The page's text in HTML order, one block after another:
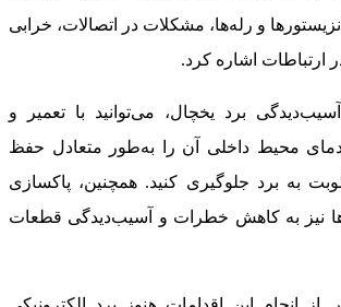
و رله‌ها، مشکلات در اتصالات، خرابی
ارتباطات اشاره کرد.
برد یخچال، می‌توانید با تعمیر و
محیط داخلی آن را به‌طور متعادل حفظ
به برد جلوگیری کنید. همچنین، پاکسازی
نیز به کاهش خطرات و آسیب‌دیدگی قطعات